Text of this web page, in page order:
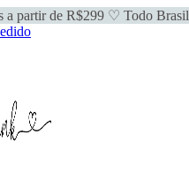
a partir de R$299 ♡ Todo Brasil